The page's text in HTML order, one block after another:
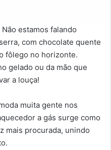
estamos falando
com chocolate quente
fôlego no horizonte.
gelado ou da mão que
a louça!
muita gente nos
a gás surge como
mais procurada, unindo